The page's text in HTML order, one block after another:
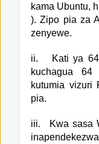
kama Ubuntu,
). Zipo pia za
zenyewe.
ii.
Kati ya
kuchagua 64
kutumia vizuri
pia.
iii.
Kwa sasa